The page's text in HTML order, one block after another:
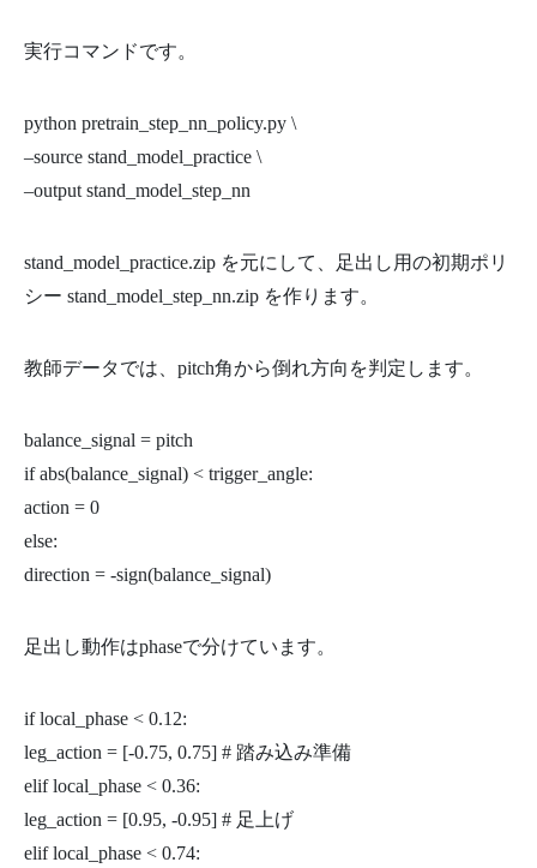
実行コマンドです。
python pretrain_step_nn_policy.py \
–source stand_model_practice \
–output stand_model_step_nn
stand_model_practice.zip を元にして、足出し用の初期ポリ
シー stand_model_step_nn.zip を作ります。
教師データでは、pitch角から倒れ方向を判定します。
balance_signal = pitch
if abs(balance_signal) < trigger_angle:
action = 0
else:
direction = -sign(balance_signal)
足出し動作はphaseで分けています。
if local_phase < 0.12:
leg_action = [-0.75, 0.75] # 踏み込み準備
elif local_phase < 0.36:
leg_action = [0.95, -0.95] # 足上げ
elif local_phase < 0.74: